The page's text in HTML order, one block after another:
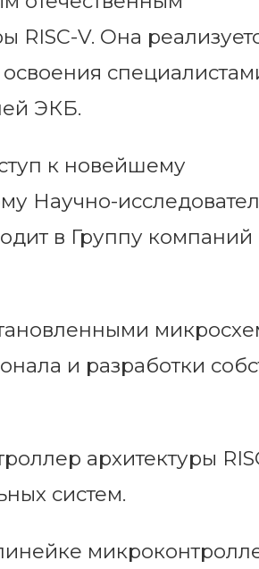
V. Она
ЭКБ.
к новейшему
Научно-
в Группу компаний
и разработки
архитектуры
систем.